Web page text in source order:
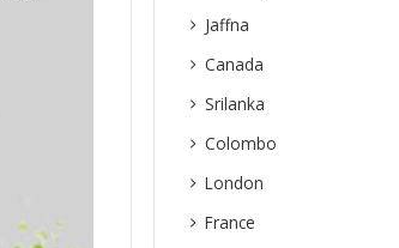
Jaffna
Canada
Srilanka
Colombo
London
France